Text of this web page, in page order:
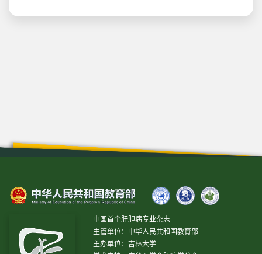
中国首个肝胆病专业杂志
主管单位：中华人民共和国教育部
主办单位：吉林大学